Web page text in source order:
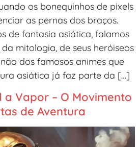
os bonequinhos de pixels
as pernas dos braços.
de fantasia asiática, falamos
mitologia, de seus heróiseos
dos famosos animes que
asiática já faz parte da […]
a Vapor – O Movimento
de Aventura